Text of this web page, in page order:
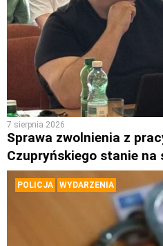
7 sierpnia 2026
Sprawa zwolnienia z
Czupryńskiego stanie na
POLICJA WYDARZENIA